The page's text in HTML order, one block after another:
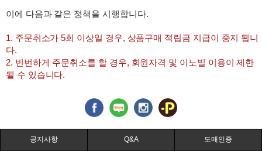
이에 다음과 같은 정책을 시행합니다.
1. 주문취소가 5회 이상일 경우, 상품구매 적립금 지급이 중지 됩니
다.
2. 빈번하게 주문취소를 할 경우, 회원자격 및 이노빌 이용이 제한
될 수 있습니다.
공지사항 Q&A 도매인증